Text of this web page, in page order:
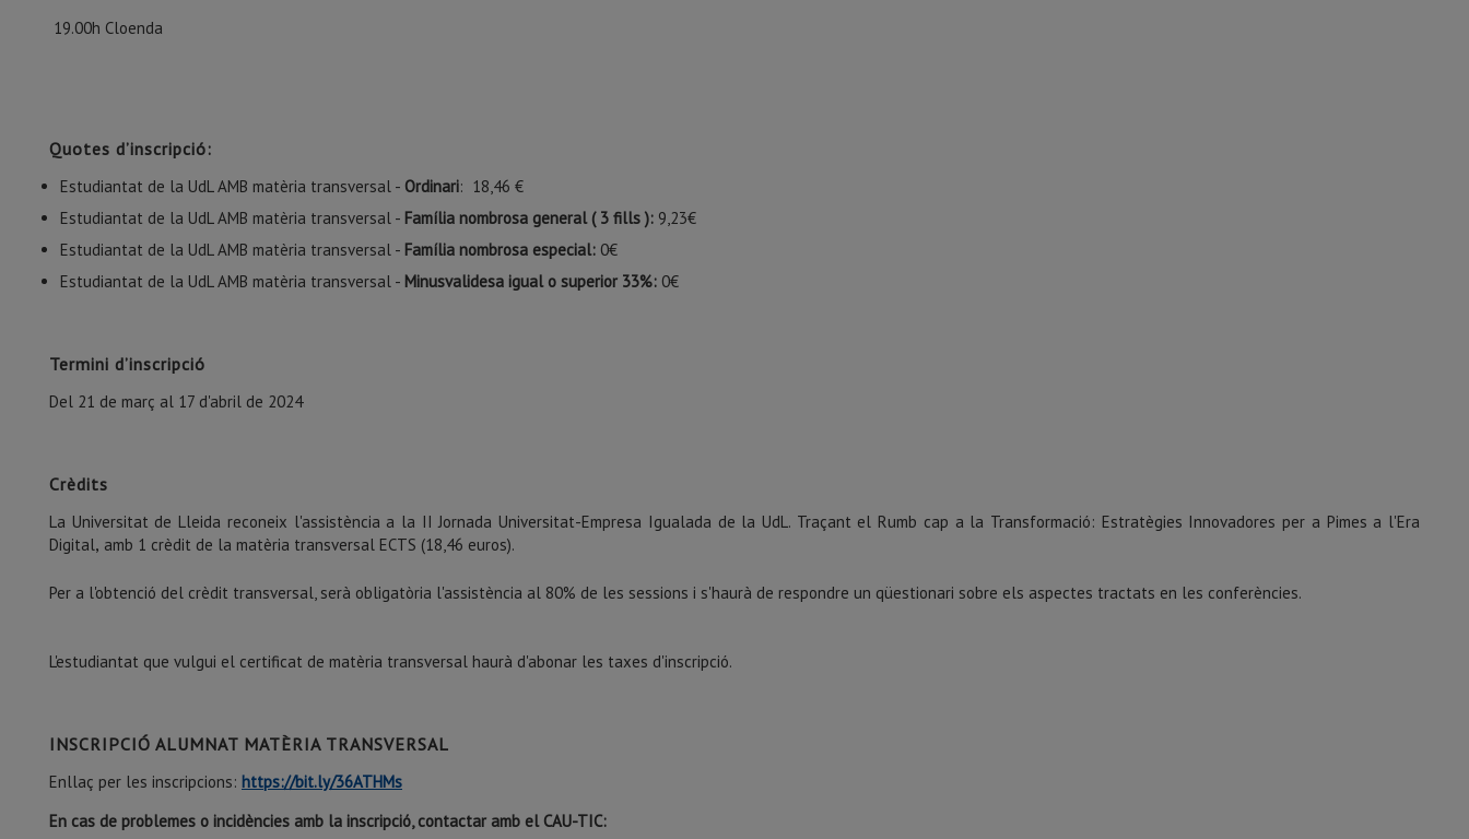
19.00h Cloenda
Quotes d’inscripció:
Estudiantat de la UdL AMB matèria transversal - Ordinari: 18,46 €
Estudiantat de la UdL AMB matèria transversal - Família nombrosa general ( 3 fills ): 9,23€
Estudiantat de la UdL AMB matèria transversal - Família nombrosa especial: 0€
Estudiantat de la UdL AMB matèria transversal - Minusvalidesa igual o superior 33%: 0€
Termini d’inscripció
Del 21 de març al 17 d'abril de 2024
Crèdits
La Universitat de Lleida reconeix l'assistència a la II Jornada Universitat-Empresa Igualada de la UdL. Traçant el Rumb cap a la Transformació: Estratègies Innovadores per a Pimes a l'Era
Digital, amb 1 crèdit de la matèria transversal ECTS (18,46 euros).
Per a l'obtenció del crèdit transversal, serà obligatòria l'assistència al 80% de les sessions i s'haurà de respondre un qüestionari sobre els aspectes tractats en les conferències.
L'estudiantat que vulgui el certificat de matèria transversal haurà d'abonar les taxes d'inscripció.
INSCRIPCIÓ ALUMNAT MATÈRIA TRANSVERSAL
Enllaç per les inscripcions: https://bit.ly/36ATHMs
En cas de problemes o incidències amb la inscripció, contactar amb el CAU-TIC: